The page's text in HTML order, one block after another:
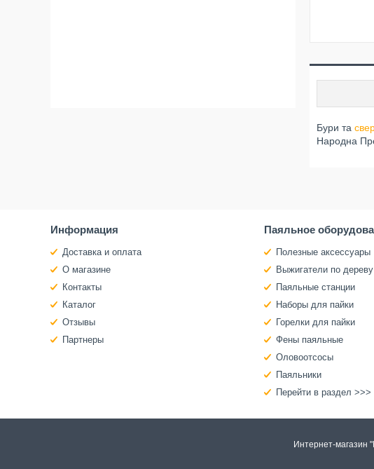
Бури та
Народна
Информация
Доставка и оплата
О магазине
Контакты
Каталог
Отзывы
Партнеры
Паяльное
Полезные аксессуары
Выжигатели по дереву
Паяльные станции
Наборы для пайки
Горелки для пайки
Фены паяльные
Оловоотсосы
Паяльники
Перейти в раздел >>>